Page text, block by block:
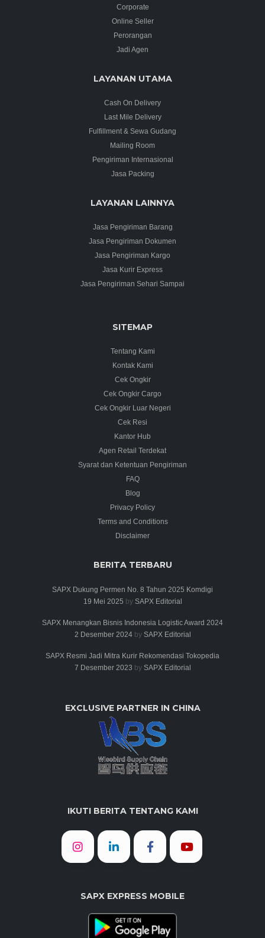
Corporate
Online Seller
Perorangan
Jadi Agen
LAYANAN UTAMA
Cash On Delivery
Last Mile Delivery
Fulfillment & Sewa Gudang
Mailing Room
Pengiriman Internasional
Jasa Packing
LAYANAN LAINNYA
Jasa Pengiriman Barang
Jasa Pengiriman Dokumen
Jasa Pengiriman Kargo
Jasa Kurir Express
Jasa Pengiriman Sehari Sampai
SITEMAP
Tentang Kami
Kontak Kami
Cek Ongkir
Cek Ongkir Cargo
Cek Ongkir Luar Negeri
Cek Resi
Kantor Hub
Agen Retail Terdekat
Syarat dan Ketentuan Pengiriman
FAQ
Blog
Privacy Policy
Terms and Conditions
Disclaimer
BERITA TERBARU
SAPX Dukung Permen No. 8 Tahun 2025 Komdigi
19 Mei 2025 by SAPX Editorial
SAPX Menangkan Bisnis Indonesia Logistic Award 2024
2 Desember 2024by SAPX Editorial
SAPX Resmi Jadi Mitra Kurir Rekomendasi Tokopedia
7 Desember 2023 by SAPX Editorial
EXCLUSIVE PARTNER IN CHINA
IKUTI BERITA TENTANG KAMI
SAPX EXPRESS MOBILE